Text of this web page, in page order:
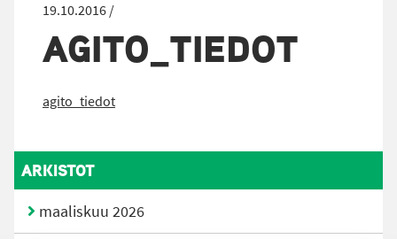
19.10.2016 /
AGITO_TIEDOT
agito_tiedot
ARKISTOT
maaliskuu 2026